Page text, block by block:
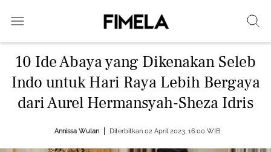
10 Ide Abaya yang Dikenakan Seleb
Indo untuk Hari Raya Lebih Bergaya
dari Aurel Hermansyah-Sheza Idris
Annissa Wulan Diterbitkan 02 April 2023, 16:00 WIB